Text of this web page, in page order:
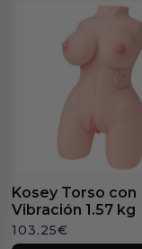
Kosey Torso con
Vibración 1.57 kg
103.25€